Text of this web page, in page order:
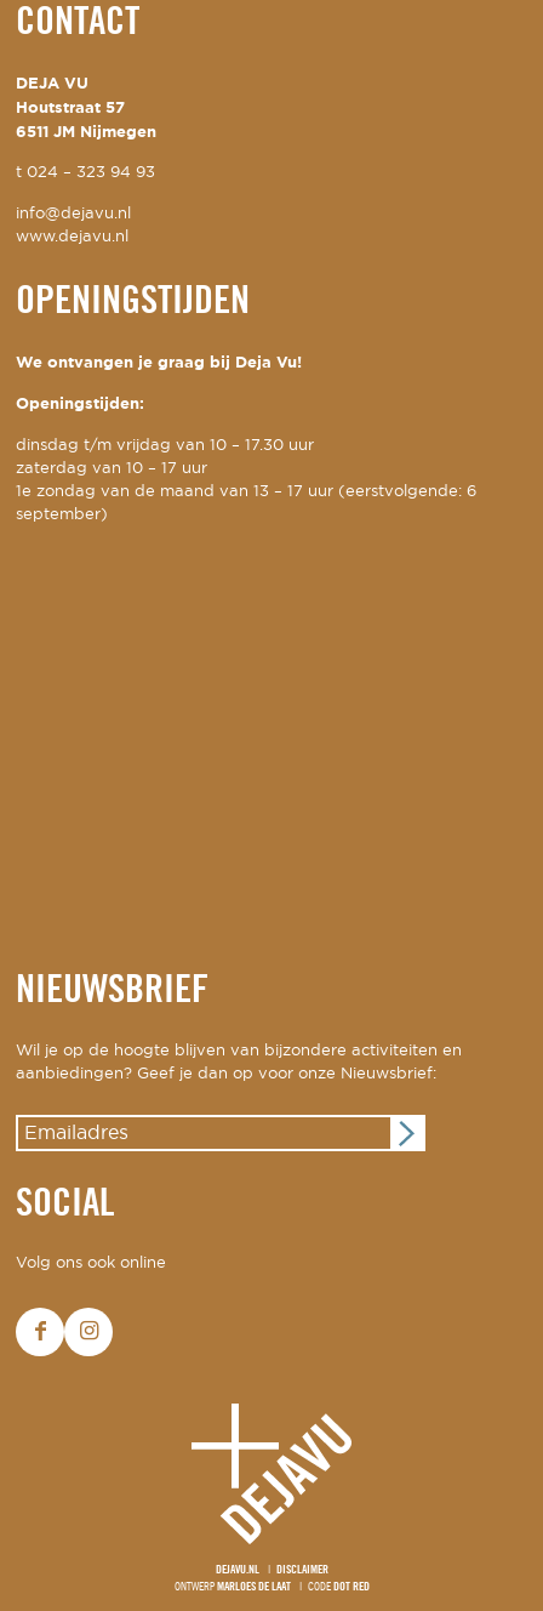
CONTACT
DEJA VU
Houtstraat 57
6511 JM Nijmegen
t024 – 323 94 93
info@dejavu.nl
www.dejavu.nl
OPENINGSTIJDEN
We ontvangen je graag bij Deja Vu!
Openingstijden:
dinsdag t/m vrijdag van 10 – 17.30 uur
zaterdag van 10 – 17 uur
1e zondag van de maand van 13 – 17 uur (eerstvolgende: 6
september)
NIEUWSBRIEF
Wil je op de hoogte blijven van bijzondere activiteiten en
aanbiedingen? Geef je dan op voor onze Nieuwsbrief:
SOCIAL
Volg ons ook online
DEJAVU.NL
DISCLAIMER
ONTWERP MARLOES DE LAAT CODE DOT RED